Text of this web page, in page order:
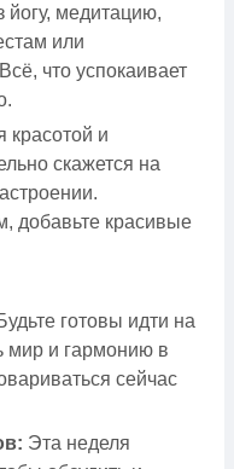
йогу, медитацию,
или
что успокаивает
красотой и
скажется на
добавьте красивые
готовы идти на
мир и гармонию в
сейчас
Эта неделя